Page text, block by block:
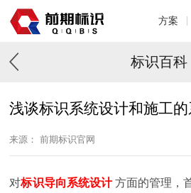
方案
标识百科
浅谈标识系统设计和施工
来源： 前期标识官网
对标识导向系统设计 方面的管理，